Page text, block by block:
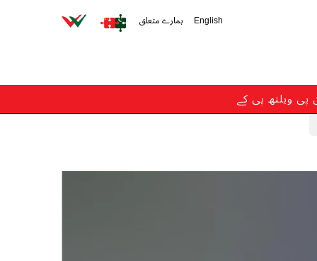
English ہمارے متعلق
پی ویلتھ پی کے